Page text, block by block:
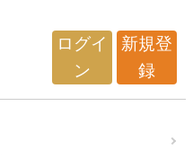
ログイ
ン
新規登
録